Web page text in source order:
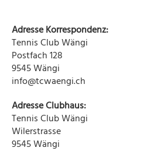
Adresse Korrespondenz:
Tennis Club Wängi
Postfach 128
9545 Wängi
info@tcwaengi.ch
Adresse Clubhaus:
Tennis Club Wängi
Wilerstrasse
9545 Wängi